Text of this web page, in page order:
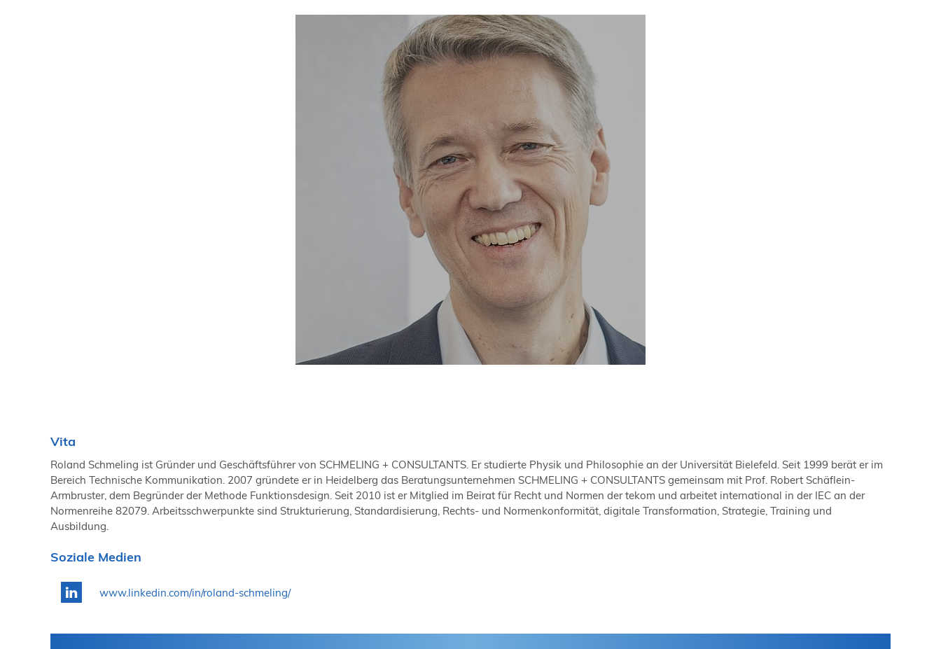
Vita
Roland Schmeling ist Gründer und Geschäftsführer von SCHMELING + CONSULTANTS. Er studierte Physik und Philosophie an der Universität Bielefeld. Seit 1999 berät er im
Bereich Technische Kommunikation. 2007 gründete er in Heidelberg das Beratungsunternehmen SCHMELING + CONSULTANTS gemeinsam mit Prof. Robert Schäflein-
Armbruster, dem Begründer der Methode Funktionsdesign. Seit 2010 ist er Mitglied im Beirat für Recht und Normen der tekom und arbeitet international in der IEC an der
Normenreihe 82079. Arbeitsschwerpunkte sind Strukturierung, Standardisierung, Rechts- und Normenkonformität, digitale Transformation, Strategie, Training und
Ausbildung.
Soziale Medien
www.linkedin.com/in/roland-schmeling/